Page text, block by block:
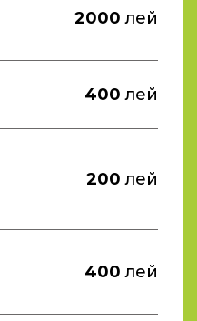
2000 лей
400 лей
200 лей
400 лей